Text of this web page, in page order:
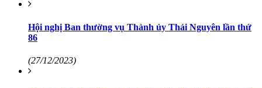
Hội nghị Ban thường vụ Thành ủy Thái Nguyên lần thứ
86
(27/12/2023)